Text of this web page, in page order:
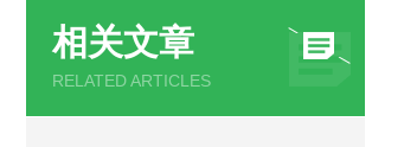
相关文章
RELATED ARTICLES